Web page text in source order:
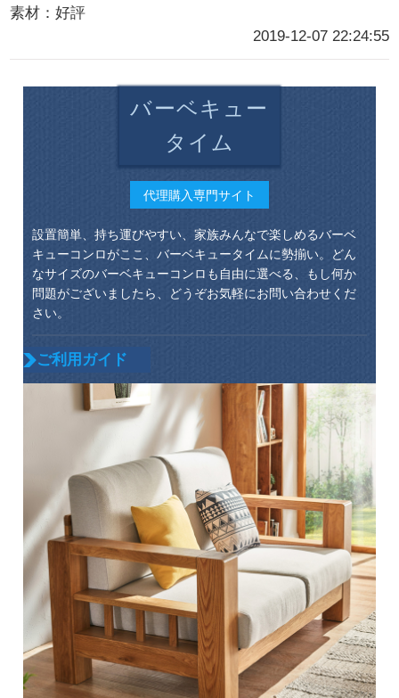
素材：好評
2019-12-07 22:24:55
バーベキュー
タイム
代理購入専門サイト
設置簡単、持ち運びやすい、家族みんなで楽しめるバーベ
キューコンロがここ、バーベキュータイムに勢揃い。どん
なサイズのバーベキューコンロも自由に選べる、もし何か
問題がございましたら、どうぞお気軽にお問い合わせくだ
さい。
ご利用ガイド